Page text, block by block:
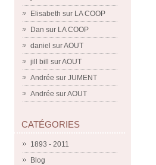
Elisabeth sur LA COOP
Dan sur LA COOP
daniel surAOUT
jill bill
surAOUT
Andrée sur JUMENT
Andrée surAOUT
CATÉGORIES
1893 - 2011
Blog